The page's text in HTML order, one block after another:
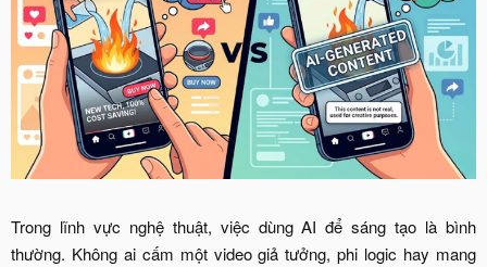
Trong lĩnh vực nghệ thuật, việc dùng AI để sáng tạo là bình
thường. Không ai cấm một video giả tưởng, phi logic hay mang